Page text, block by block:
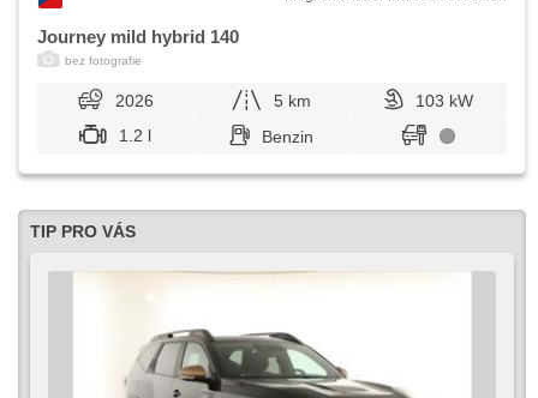
bez fotografie
Journey mild hybrid 140
2026 5 km
103 kW
1.2 l
Benzin
TIP PRO VÁS